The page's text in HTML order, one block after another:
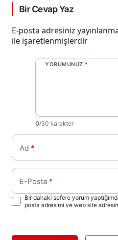
Bir Cevap Yaz
E-posta adresiniz
ile işaretlenmişlerdir
YORUMUNUZ *
0/30 karakter
Ad *
E-Posta *
Bir dahaki sefere yorum
posta adresimi ve web site